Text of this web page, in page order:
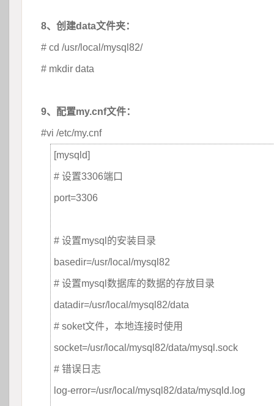
8、创建data文件夹：
# cd /usr/local/mysql82/
# mkdir data
9、配置my.cnf文件：
#vi /etc/my.cnf
[mysqld]
# 设置3306端口
port=3306
# 设置mysql的安装目录
basedir=/usr/local/mysql82
# 设置mysql数据库的数据的存放目录
datadir=/usr/local/mysql82/data
# soket文件，本地连接时使用
socket=/usr/local/mysql82/data/mysql.sock
# 错误日志
log-error=/usr/local/mysql82/data/mysqld.log